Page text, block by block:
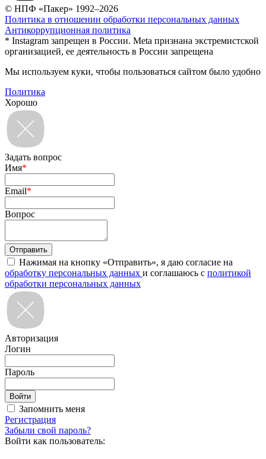
© НПФ «Пакер» 1992–2026
Политика в отношении обработки персональных данных
Антикоррупционная политика
* Instagram запрещен в России. Meta признана экстремистской
организацией, ее деятельность в России запрещена
Мы используем куки, чтобы пользоваться сайтом было удобно
Политика
Хорошо
Задать вопрос
Имя*
Email*
Вопрос
Нажимая на кнопку «Отправить», я даю согласие на
обработку персональных данных и соглашаюсь с политикой
обработки персональных данных
Авторизация
Логин
Пароль
Запомнить меня
Регистрация
Забыли свой пароль?
Войти как пользователь: